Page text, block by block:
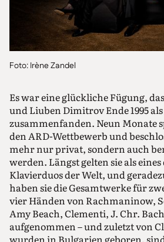
Foto: Irène Zandel
Es war eine glückliche Fügung,
und Liuben Dimitrov Ende 1995
zusammenfanden. Neun Monate
den ARD-Wettbewerb und
mehr nur privat, sondern auch
werden. Längst gelten sie als eines
Klavierduos der Welt, und
haben sie die Gesamtwerke für
vier Händen von Rachmaninow,
Amy Beach, Clementi, J. Chr.
aufgenommen – und zuletzt von
wurden in Bulgarien geboren,